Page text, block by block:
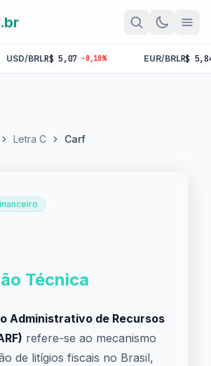
BRLR$ 5,07 -0,10% EUR/BRLR$ 5,84 -
Letra C Carf
Técnica
Administrativo de Recursos
refere-se ao mecanismo
de litígios fiscais no Brasil,